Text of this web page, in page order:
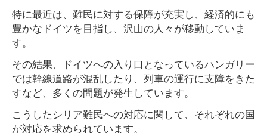
特に最近は、難民に対する保障が充実し、経済的にも
豊かなドイツを目指し、沢山の人々が移動していま
す。
その結果、ドイツへの入り口となっているハンガリー
では幹線道路が混乱したり、列車の運行に支障をきた
すなど、多くの問題が発生しています。
こうしたシリア難民への対応に関して、それぞれの国
が対応を求められています。